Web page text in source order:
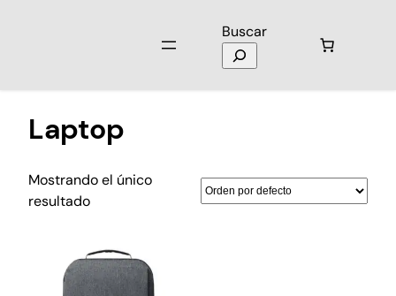
Buscar
Laptop
Mostrando el único
resultado